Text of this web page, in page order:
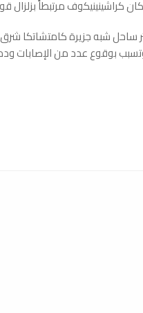
8.8 درجات على مقياس ريختر ساحل شبه جزيرة